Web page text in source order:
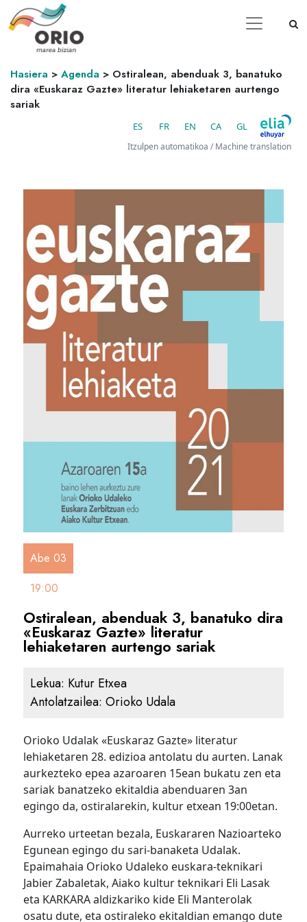
Hasiera > Agenda > Ostiralean, abenduak 3, banatuko
dira «Euskaraz Gazte» literatur lehiaketaren aurtengo
sariak
ES FR EN CA GL
Itzulpen automatikoa / Machine translation
Abe 03
19:00
Ostiralean, abenduak 3, banatuko dira
«Euskaraz Gazte» literatur
lehiaketaren aurtengo sariak
Lekua: Kutur Etxea
Antolatzailea:Orioko Udala
Orioko Udalak «Euskaraz Gazte» literatur
lehiaketaren 28. edizioa antolatu du aurten. Lanak
aurkezteko epea azaroaren 15ean bukatu zen eta
sariak banatzeko ekitaldia abenduaren 3an
egingo da, ostiralarekin, kultur etxean 19:00etan.
Aurreko urteetan bezala, Euskararen Nazioarteko
Egunean egingo du sari-banaketa Udalak.
Epaimahaia Orioko Udaleko euskara-teknikari
Jabier Zabaletak, Aiako kultur teknikari Eli Lasak
eta KARKARA aldizkariko kide Eli Manterolak
osatu dute, eta ostiraleko ekitaldian emango dute